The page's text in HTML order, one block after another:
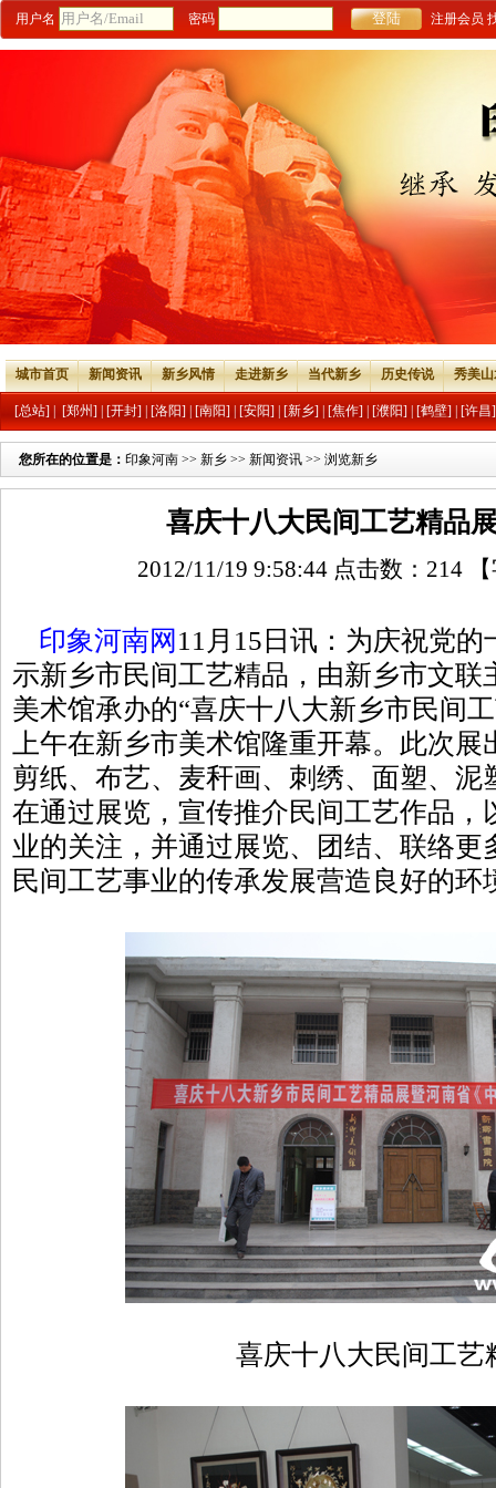
用户名 密码 注册会员
城市首页 新闻资讯 新乡风情 走进新乡 当代新乡 历史传说 秀美
[总站] [郑州] [开封] [洛阳] [南阳] [安阳] [新乡] [焦作] [濮阳] [鹤壁] [许昌]
您所在的位置是： 印象河南 >> 新乡 >> 新闻资讯 >> 浏览新乡
喜庆十八大民间工艺精品
2012/11/19 9:58:44 点击数： 214
印象河南网 11月15日讯：为庆祝党
示新乡市民间工艺精品，由新乡市文联
美术馆承办的“喜庆十八大新乡市民间
上午在新乡市美术馆隆重开幕。此次
剪纸、布艺、麦秆画、刺绣、面塑、泥
在通过展览，宣传推介民间工艺作品，
业的关注，并通过展览、团结、联络更
民间工艺事业的传承发展营造良好的环
喜庆十八大民间工艺